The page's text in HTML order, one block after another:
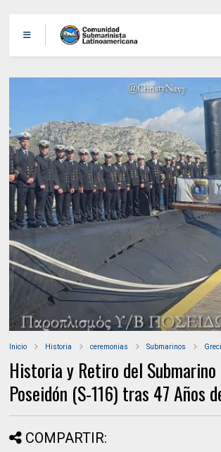
Inicio Historia ceremonias Submarinos
Historia y Retiro del
Poseidón (S-116) tras 47 Años
COMPARTIR: